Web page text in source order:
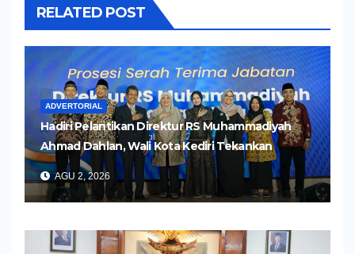
RELATED POST
ADVERTORIAL
Hadiri Pelantikan Direktur RS Muhammadiyah
Ahmad Dahlan, Wali Kota Kediri Tekankan
Pelayanan Kesehatan yang Humanis
AGU 2, 2026